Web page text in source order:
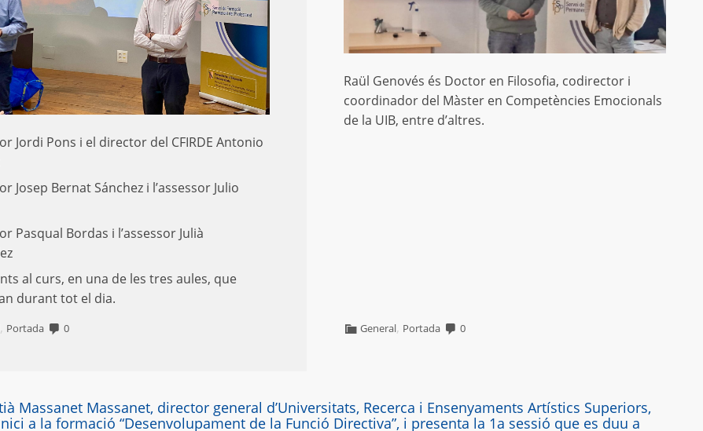
Jordi Pons i el director del CFIRDE Antonio
Josep Bernat Sánchez i l’assessor Julio
Pasqual Bordas i l’assessor Julià
al curs, en una de les tres aules, que
durant tot el dia.
, Portada 0
Raül Genovés és Doctor en Filosofia, codirector i
coordinador del Màster en Competències Emocionals
de la UIB, entre d’altres.
General, Portada 0
Massanet Massanet, director general d’Universitats, Recerca i Ensenyaments Artístics Superiors,
a la formació “Desenvolupament de la Funció Directiva”, i presenta la 1a sessió que es duu a